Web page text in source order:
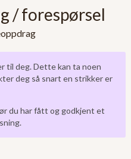
/ forespørsel
til deg. Dette kan ta noen
deg så snart en strikker er
du har fått og godkjent et